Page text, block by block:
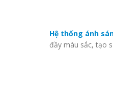
Hệ thống ánh
đầy màu sắc, tạo